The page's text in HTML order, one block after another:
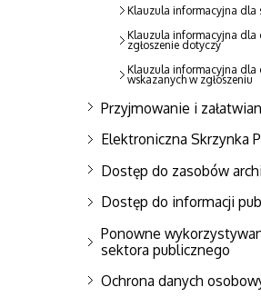
Klauzula informacyjna dla
Klauzula informacyjna dla
zgłoszenie dotyczy
Klauzula informacyjna dla
wskazanych w zgłoszeniu
Przyjmowanie i
Elektroniczna Skrzynka
Dostęp do zasobów
Dostęp do informacji
Ponowne
sektora publicznego
Ochrona danych